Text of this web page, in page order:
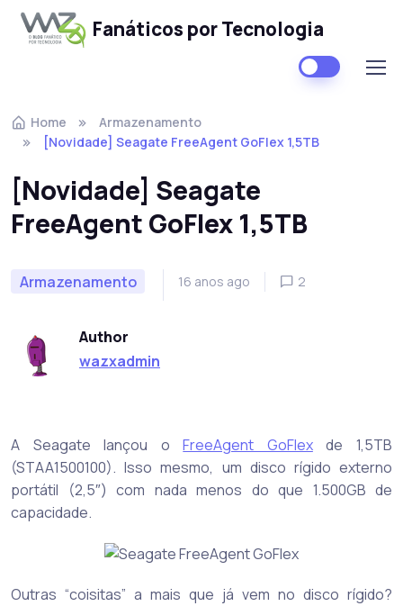
Fanáticos por Tecnologia
Home
Armazenamento
[Novidade] Seagate FreeAgent GoFlex 1,5TB
[Novidade] Seagate
FreeAgent GoFlex 1,5TB
Armazenamento 16 anos ago 2
Author
wazxadmin
A Seagate lançou oFreeAgent GoFlexde 1,5TB
(STAA1500100). Isso mesmo, um disco rígido externo
portátil (2,5″) com nada menos do que 1.500GB de
capacidade.
Outras “coisitas” a mais que já vem no disco rígido?